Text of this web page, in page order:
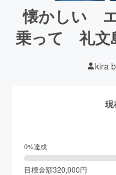
懐かしい
乗って 礼文
kira
現
0%達成
目標金額320,000円